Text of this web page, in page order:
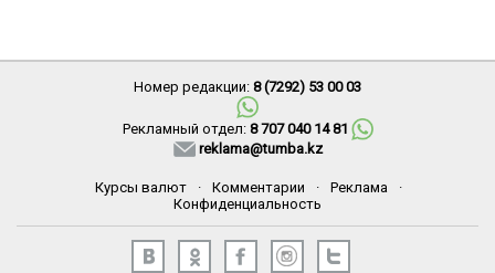
Номер редакции: 8 (7292) 53 00 03
Рекламный отдел: 8 707 040 14 81
reklama@tumba.kz
Курсы валют · Комментарии · Реклама
·
Конфиденциальность